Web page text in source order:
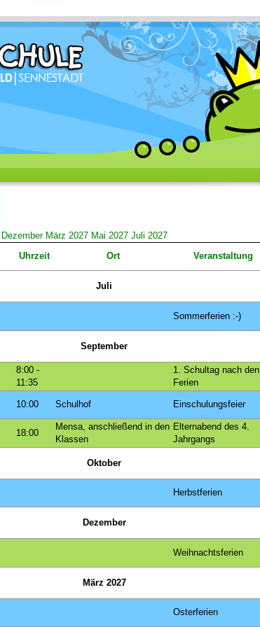
Dezember März 2027 Mai 2027 Juli 2027
Uhrzeit Ort Veranstaltung
Juli
Sommerferien :-)
September
8:00 -
11:35
1. Schultag nach den
Ferien
10:00 Schulhof Einschulungsfeier
18:00
Mensa, anschließend in den
Klassen
Elternabend des 4.
Jahrgangs
Oktober
Herbstferien
Dezember
Weihnachtsferien
März 2027
Osterferien